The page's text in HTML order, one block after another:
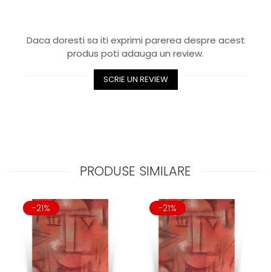
Daca doresti sa iti exprimi parerea despre acest
produs poti adauga un review.
SCRIE UN REVIEW
PRODUSE SIMILARE
-21% -21%